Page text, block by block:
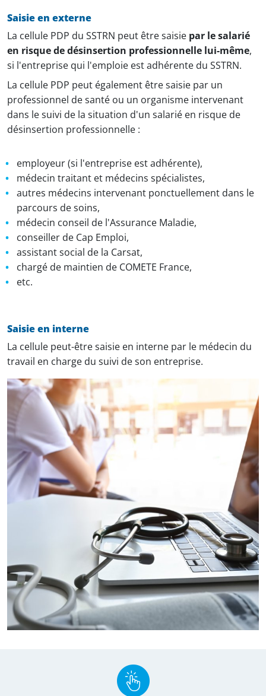
Saisie en externe
La cellule PDP du SSTRN peut être saisie par le salarié
en risque de désinsertion professionnelle lui-même,
si l'entreprise qui l'emploie est adhérente du SSTRN.
La cellule PDP peut également être saisie par un
professionnel de santé ou un organisme intervenant
dans le suivi de la situation d'un salarié en risque de
désinsertion professionnelle :
employeur (si l'entreprise est adhérente),
médecin traitant et médecins spécialistes,
autres médecins intervenant ponctuellement dans le
parcours de soins,
médecin conseil de l'Assurance Maladie,
conseiller de Cap Emploi,
assistant social de la Carsat,
chargé de maintien de COMETE France,
etc.
Saisie en interne
La cellule peut-être saisie en interne par le médecin du
travail en charge du suivi de son entreprise.